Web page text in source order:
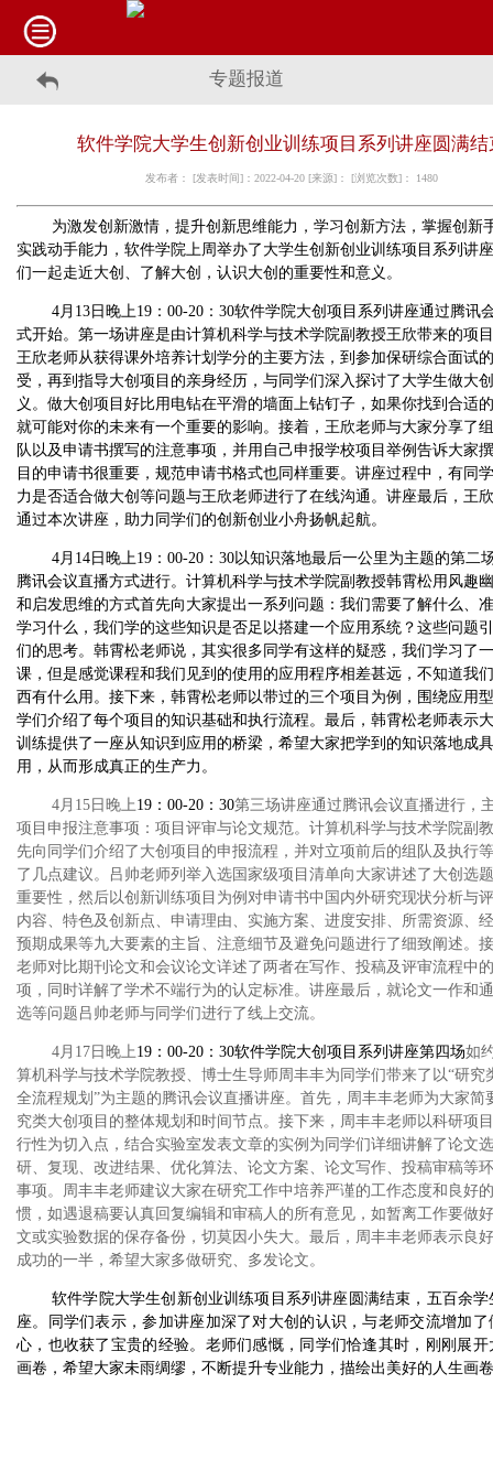
专题报道
软件学院大学生创新创业训练项目系列讲座圆满结
发布者： [发表时间]：2022-04-20 [来源]： [浏览次数]： 1480
为激发创新激情，提升创新思维能力，学习创新方法，掌握创新
实践动手能力，软件学院上周举办了大学生创新创业训练项目系列讲
们一起走近大创、了解大创，认识大创的重要性和意义。
4月 13 日晚上19 ： 00-20 ： 30软件学院大创项目系列讲座通过腾讯
式开始。第一场讲座是由计算机科学与技术学院副教授王欣带来的项
王欣老师从获得课外培养计划学分的主要方法，到参加保研综合面试
受，再到指导大创项目的亲身经历，与同学们深入探讨了大学生做大
义。做大创项目好比用电钻在平滑的墙面上钻钉子，如果你找到合适
就可能对你的未来有一个重要的影响。接着，王欣老师与大家分享了
队以及申请书撰写的注意事项，并用自己申报学校项目举例告诉大家
目的申请书很重要，规范申请书格式也同样重要。讲座过程中，有同
力是否适合做大创等问题与王欣老师进行了在线沟通。讲座最后，王
通过本次讲座，助力同学们的创新创业小舟扬帆起航。
4月 14 日晚上19 ： 00-20 ： 30以知识落地最后一公里为主题的第二
腾讯会议直播方式进行。计算机科学与技术学院副教授韩霄松用风趣
和启发思维的方式首先向大家提出一系列问题：我们需要了解什么、
学习什么，我们学的这些知识是否足以搭建一个应用系统？这些问题
们的思考。韩霄松老师说，其实很多同学有这样的疑惑，我们学习了
课，但是感觉课程和我们见到的使用的应用程序相差甚远，不知道我
西有什么用。接下来，韩霄松老师以带过的三个项目为例，围绕应用
学们介绍了每个项目的知识基础和执行流程。最后，韩霄松老师表示
训练提供了一座从知识到应用的桥梁，希望大家把学到的知识落地成
用，从而形成真正的生产力。
4月 15 日晚上19 ： 00-20 ： 30第三场讲座通过腾讯会议直播进行，
项目申报注意事项：项目评审与论文规范。计算机科学与技术学院副
先向同学们介绍了大创项目的申报流程，并对立项前后的组队及执行
了几点建议。吕帅老师列举入选国家级项目清单向大家讲述了大创选
重要性，然后以创新训练项目为例对申请书中国内外研究现状分析与
内容、特色及创新点、申请理由、实施方案、进度安排、所需资源、
预期成果等九大要素的主旨、注意细节及避免问题进行了细致阐述。
老师对比期刊论文和会议论文详述了两者在写作、投稿及评审流程中
项，同时详解了学术不端行为的认定标准。讲座最后，就论文一作和
选等问题吕帅老师与同学们进行了线上交流。
4月 17 日晚上19 ： 00-20 ： 30软件学院大创项目系列讲座第四场如
算机科学与技术学院教授、博士生导师周丰丰为同学们带来了以“研究
全流程规划”为主题的腾讯会议直播讲座。首先，周丰丰老师为大家简
究类大创项目的整体规划和时间节点。接下来，周丰丰老师以科研项
行性为切入点，结合实验室发表文章的实例为同学们详细讲解了论文
研、复现、改进结果、优化算法、论文方案、论文写作、投稿审稿等
事项。周丰丰老师建议大家在研究工作中培养严谨的工作态度和良好
惯，如遇退稿要认真回复编辑和审稿人的所有意见，如暂离工作要做
文或实验数据的保存备份，切莫因小失大。最后，周丰丰老师表示良
成功的一半，希望大家多做研究、多发论文。
软件学院大学生创新创业训练项目系列讲座圆满结束，五百余学
座。同学们表示，参加讲座加深了对大创的认识，与老师交流增加了
心，也收获了宝贵的经验。老师们感慨，同学们恰逢其时，刚刚展开
画卷，希望大家未雨绸缪，不断提升专业能力，描绘出美好的人生画